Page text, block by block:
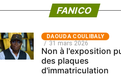
FANICO
‎DAOUDA COULIBALY
31 mars 2026
Non à l'exposition
des plaques
d'immatriculation